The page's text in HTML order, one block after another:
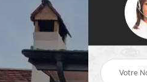
Devis changement de
tuile Suisse